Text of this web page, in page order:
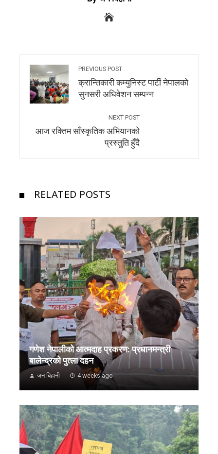
PREVIOUS POST
क्रान्तिकारी कम्युनिस्ट पार्टी नेपालको
सुनसरी अधिवेशन सम्पन्न
NEXT POST
आज रक्तिम साँस्कृतिक अभियानको
प्रस्तुति हुँदै
RELATED POSTS
गणेश नेपालीको आत्मदाह प्रकरण: प्रधानमन्त्री
बालेन्द्रको पुत्ला दहन
जन बिहानी 4 weeks ago